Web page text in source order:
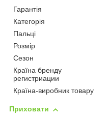
Гарантія
Категорія
Пальці
Розмір
Сезон
Країна бренду
регистриации
Країна-виробник товару
Приховати